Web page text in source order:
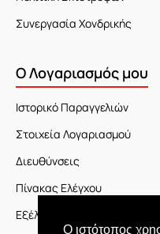
Ο ιστότοπος
Συνεργασία Χονδρικής
Ο Λογαριασμός μου
Ιστορικό Παραγγελιών
Στοιχεία Λογαριασμού
Διευθύνσεις
Πίνακας Ελέγχου
Εξέλιξη Παραγγελίας